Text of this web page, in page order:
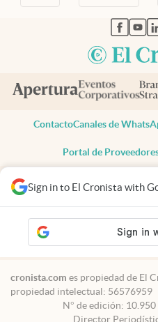
Sign in to El Cronista with
abre
ContactoCanales de
Portal de
Todos los
Tel:+54 11
cronista.com es propiedad de El
propiedad intelectual: 56576959
N° de edición:
Director